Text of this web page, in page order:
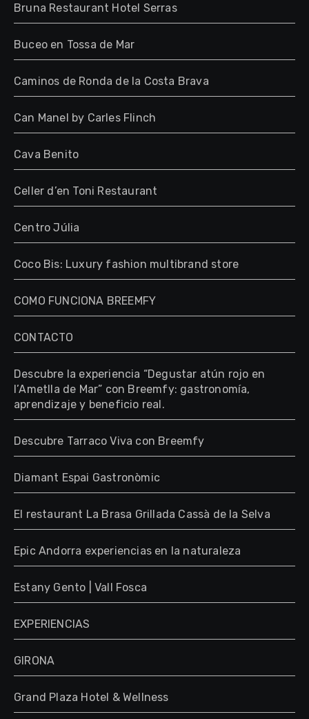
Bruna Restaurant Hotel Serras
Buceo en Tossa de Mar
Caminos de Ronda de la Costa Brava
Can Manel by Carles Flinch
Cava Benito
Celler d’en Toni Restaurant
Centro Júlia
Coco Bis: Luxury fashion multibrand store
COMO FUNCIONA BREEMFY
CONTACTO
Descubre la experiencia “Degustar atún rojo en
l’Ametlla de Mar” con Breemfy: gastronomía,
aprendizaje y beneficio real.
Descubre Tarraco Viva con Breemfy
Diamant Espai Gastronòmic
El restaurant La Brasa Grillada Cassà de la Selva
Epic Andorra experiencias en la naturaleza
Estany Gento | Vall Fosca
EXPERIENCIAS
GIRONA
Grand Plaza Hotel & Wellness